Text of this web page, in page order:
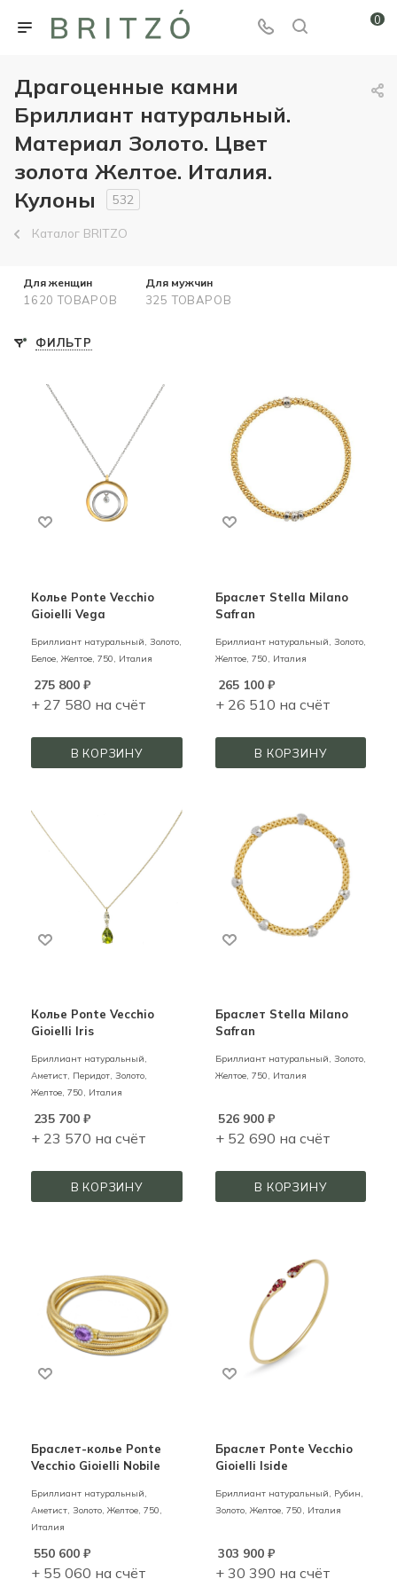
0
Драгоценные камни
Бриллиант натуральный.
Материал Золото. Цвет
золота Желтое. Италия.
Кулоны
532
Каталог BRITZO
Для женщин
1620 ТОВАРОВ
Для мужчин
325 ТОВАРОВ
ФИЛЬТР
Колье Ponte Vecchio
Gioielli Vega
Бриллиант натуральный, Золото,
Белое, Желтое, 750, Италия
275 800 ₽
+ 27 580 на счёт
В КОРЗИНУ
Браслет Stella Milano
Safran
Бриллиант натуральный, Золото,
Желтое, 750, Италия
265 100₽
+ 26 510 на счёт
В КОРЗИНУ
Колье Ponte Vecchio
Gioielli Iris
Бриллиант натуральный,
Аметист, Перидот, Золото,
Желтое, 750, Италия
235 700 ₽
+ 23 570 на счёт
В КОРЗИНУ
Браслет Stella Milano
Safran
Бриллиант натуральный, Золото,
Желтое, 750, Италия
526 900₽
+ 52 690 на счёт
В КОРЗИНУ
Браслет-колье Ponte
Vecchio Gioielli Nobile
Бриллиант натуральный,
Аметист, Золото, Желтое, 750,
Италия
550 600 ₽
+ 55 060 на счёт
Браслет Ponte Vecchio
Gioielli Iside
Бриллиант натуральный, Рубин,
Золото, Желтое, 750, Италия
303 900₽
+ 30 390 на счёт